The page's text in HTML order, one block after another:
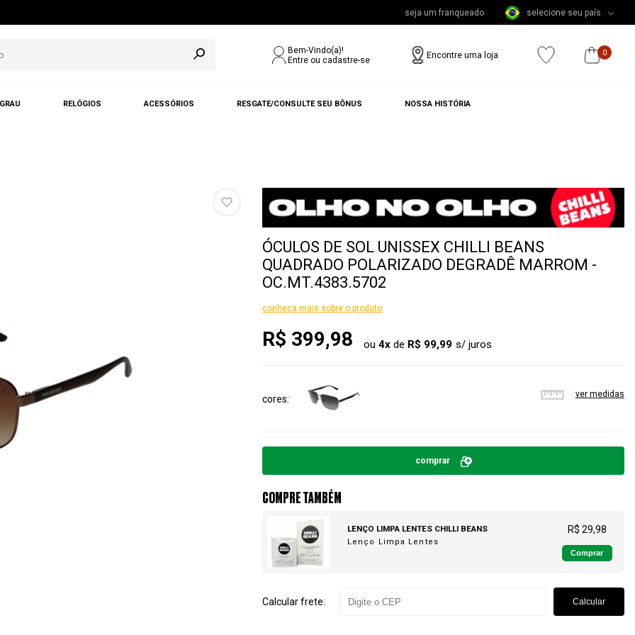
seja um franqueado selecione seu país
Bem-Vindo(a)!
Entre ou cadastre-se
Encontre uma loja 0
RELÓGIOS ACESSÓRIOS RESGATE/CONSULTE SEU BÔNUS NOSSA HISTÓRIA
ÓCULOS DE SOL UNISSEX CHILLI BEANS
QUADRADO POLARIZADO DEGRADÊ MARROM -
OC.MT.4383.5702
conheça mais sobre o produto
R$ 399,98 ou4x de R$ 99,99
cores ver medidas
comprar
COMPRE TAMBÉM
LENÇO LIMPA LENTES CHILLI BEANS
Lenço Limpa Lentes
R$ 29,98
Comprar
Calcular frete: Calcular